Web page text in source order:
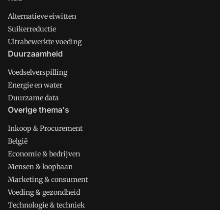
Alternatieve eiwitten
Suikerreductie
Ultrabewerkte voeding
Duurzaamheid
Voedselverspilling
Energie en water
Duurzame data
Overige thema's
Inkoop & Procurement
België
Economie & bedrijven
Mensen & loopbaan
Marketing & consument
Voeding & gezondheid
Technologie & techniek